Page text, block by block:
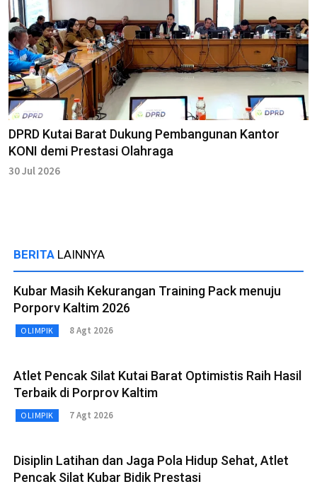
DPRD Kutai Barat Dukung Pembangunan Kantor
KONI demi Prestasi Olahraga
30 Jul 2026
BERITA LAINNYA
Kubar Masih Kekurangan Training Pack menuju
Porporv Kaltim 2026
OLIMPIK 8 Agt 2026
Atlet Pencak Silat Kutai Barat Optimistis Raih Hasil
Terbaik di Porprov Kaltim
OLIMPIK 7 Agt 2026
Disiplin Latihan dan Jaga Pola Hidup Sehat, Atlet
Pencak Silat Kubar Bidik Prestasi